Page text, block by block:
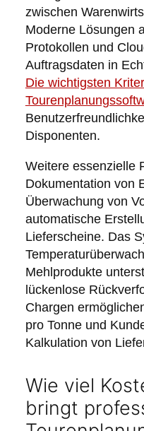
zwischen
Moderne Lösungen
Protokollen und
Auftragsdaten in
Die wichtigsten
Disponenten.
Weitere essenzielle
Dokumentation von
Überwachung von
automatische
Lieferscheine. Das
Mehlprodukte
lückenlose
Chargen
pro Tonne und
Kalkulation von
Wie viel
bringt